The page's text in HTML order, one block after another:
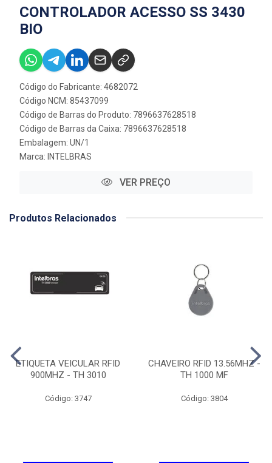
CONTROLADOR ACESSO SS 3430
BIO
Código do Fabricante: 4682072
Código NCM: 85437099
Código de Barras do Produto: 7896637628518
Código de Barras da Caixa: 7896637628518
Embalagem: UN/1
Marca: INTELBRAS
VER PREÇO
Produtos Relacionados
ETIQUETA VEICULAR RFID
900MHZ - TH 3010
Código: 3747
CHAVEIRO RFID 13.56MHZ -
TH 1000 MF
Código: 3804